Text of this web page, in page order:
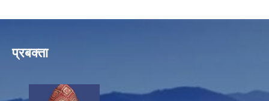
प्रबक्ता